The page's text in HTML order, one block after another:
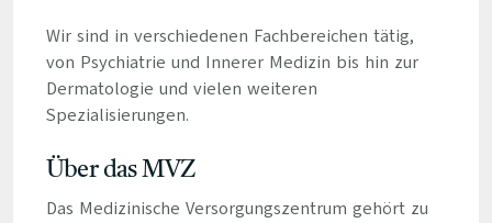
Wir sind in verschiedenen Fachbereichen tätig,
von Psychiatrie und Innerer Medizin bis hin zur
Dermatologie und vielen weiteren
Spezialisierungen.
Über das MVZ
Das Medizinische Versorgungszentrum gehört zu